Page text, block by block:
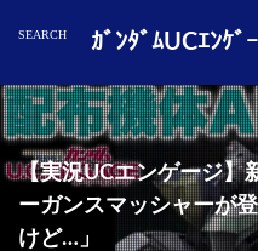
ｶﾞﾝﾀﾞﾑUCｴﾝｹ
【実況UCエンゲージ】
ーガンスマッシャーが
けど…」